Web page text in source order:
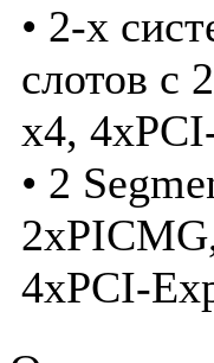
• 2-x
слотов с
x4,
• 2
4xPCI-